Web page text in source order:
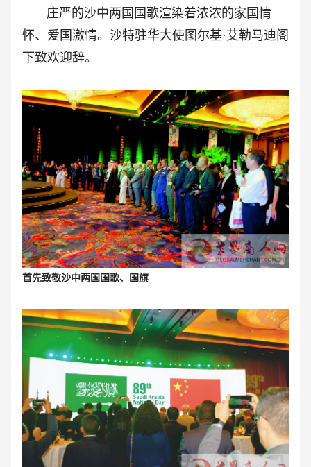
庄严的沙中两国国歌渲染着浓浓的家国情
怀、爱国激情。沙特驻华大使图尔基·艾勒马迪阁
下致欢迎辞。
首先致敬沙中两国国歌、国旗